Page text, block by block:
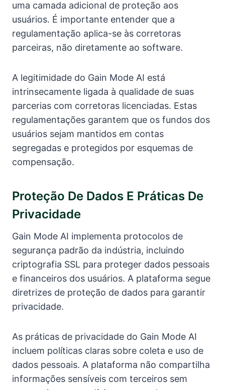
uma camada adicional de proteção aos
usuários. É importante entender que a
regulamentação aplica-se às corretoras
parceiras, não diretamente ao software.
A legitimidade do Gain Mode AI está
intrinsecamente ligada à qualidade de suas
parcerias com corretoras licenciadas. Estas
regulamentações garantem que os fundos dos
usuários sejam mantidos em contas
segregadas e protegidos por esquemas de
compensação.
Proteção De Dados E Práticas De
Privacidade
Gain Mode AI implementa protocolos de
segurança padrão da indústria, incluindo
criptografia SSL para proteger dados pessoais
e financeiros dos usuários. A plataforma segue
diretrizes de proteção de dados para garantir
privacidade.
As práticas de privacidade do Gain Mode AI
incluem políticas claras sobre coleta e uso de
dados pessoais. A plataforma não compartilha
informações sensíveis com terceiros sem